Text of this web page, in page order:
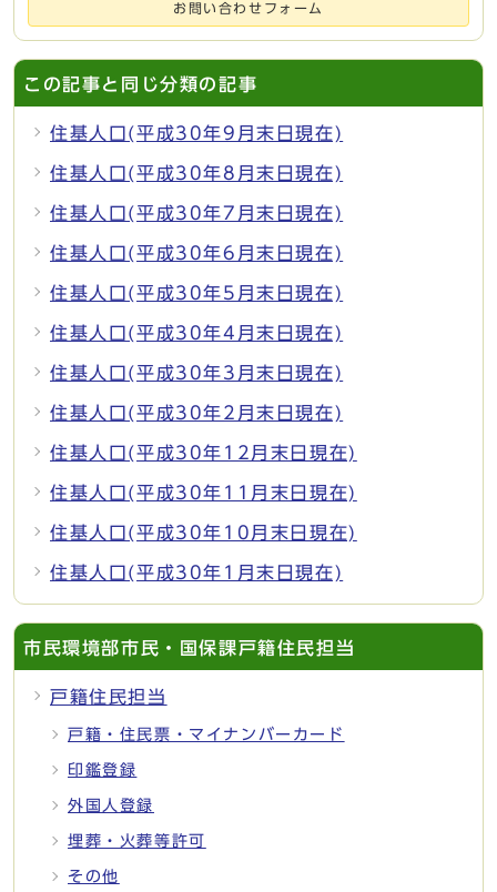
お問い合わせフォーム
この記事と同じ分類の記事
住基人口(平成30年9月末日現在)
住基人口(平成30年8月末日現在)
住基人口(平成30年7月末日現在)
住基人口(平成30年6月末日現在)
住基人口(平成30年5月末日現在)
住基人口(平成30年4月末日現在)
住基人口(平成30年3月末日現在)
住基人口(平成30年2月末日現在)
住基人口(平成30年12月末日現在)
住基人口(平成30年11月末日現在)
住基人口(平成30年10月末日現在)
住基人口(平成30年1月末日現在)
市民環境部市民・国保課戸籍住民担当
戸籍住民担当
戸籍・住民票・マイナンバーカード
印鑑登録
外国人登録
埋葬・火葬等許可
その他